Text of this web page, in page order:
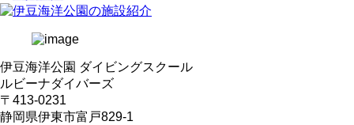
伊豆海洋公園 ダイビングスクール
ルビーナダイバーズ
〒413-0231
静岡県伊東市富戸829-1